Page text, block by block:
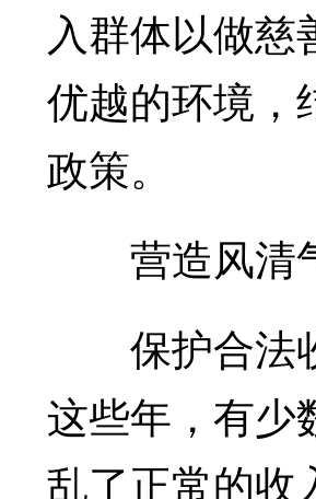
入群体以做
优越的环境，
政策。
营造风清
保护合法收
这些年，有少
乱了正常的收